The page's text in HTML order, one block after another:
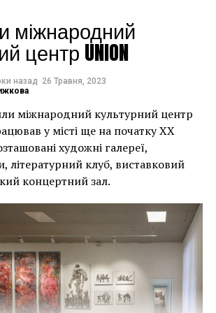
Якби ми
час
ми б це
зафарбувати мурал, злодії,
зафарбовані фрагменти, щоб
тріщини в стіні та члени
це лише деякі з неприємностей, з
Куттсам. Після крадіжки
кошт найняти охоронця,
за муралом вночі.
Куттси, – це зняти 22-тонну
за останній місяць довелося
шарами смоли, скловолокна і
сталі, а також використовувати 40-
2022
міжнародний
центр UNION
назад 26 Травня, 2023
міжнародний культурний центр
у місті ще на початку XX
художні галереї,
літературний клуб, виставковий
концертний зал.